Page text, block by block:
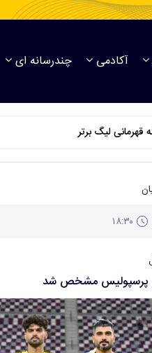
آکادمی چندرسانه ای
پرسپولیس مشخص شد